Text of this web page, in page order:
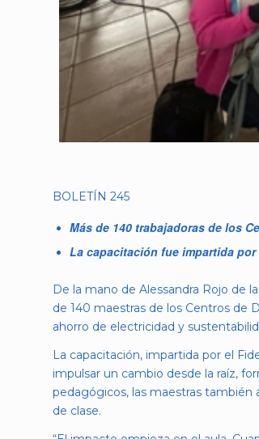
BOLETÍN 245
Más de 140 trabajadoras de los
La capacitación fue impartida por
De la mano de Alessandra Rojo de
de 140 maestras de los Centros de
ahorro de electricidad y
La capacitación, impartida por el
impulsar un cambio desde la raíz,
pedagógicos, las maestras también
de clase.